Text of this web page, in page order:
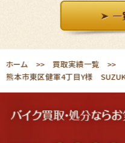
ホーム 買取実績一覧
熊本市東区健軍4丁目Y様